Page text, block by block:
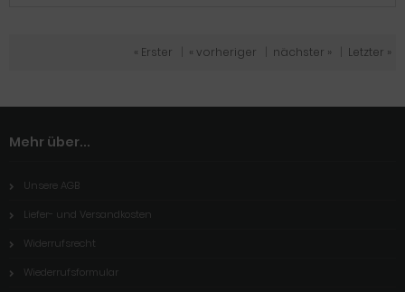
« Erster « vorheriger nächster » Letzter »
Mehr über...
Unsere AGB
Liefer- und Versandkosten
Widerrufsrecht
Wiederrufsformular